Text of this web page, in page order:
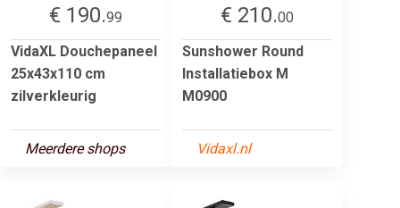
€ 190.99
VidaXL Douchepaneel
25x43x110 cm
zilverkleurig
Meerdere shops
€ 210.00
Sunshower Round
Installatiebox M
M0900
Vidaxl.nl